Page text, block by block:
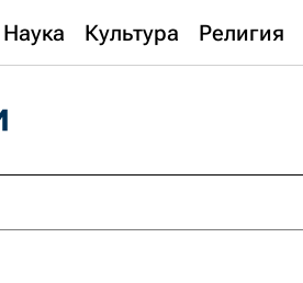
Наука Культура Религия